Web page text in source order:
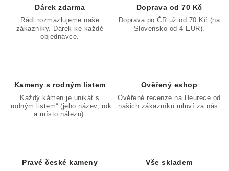
Dárek zdarma
Rádi rozmazlujeme naše
zákazníky. Dárek ke každé
objednávce.
Doprava od 70 Kč
Doprava po ČR už od 70 Kč (na
Slovensko od 4 EUR).
Kameny s rodným listem
Každý kámen je unikát s
„rodným listem“ (jeho název, rok
a místo nálezu).
Ověřený eshop
Ověřené recenze na Heurece od
našich zákazníků mluví za nás.
Pravé české kameny Vše skladem